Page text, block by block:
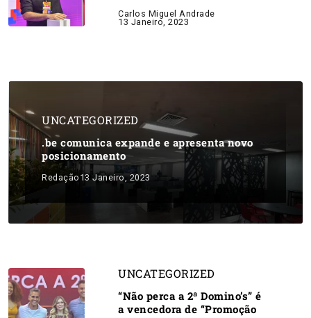
Carlos Miguel Andrade
13 Janeiro, 2023
UNCATEGORIZED
.be comunica expande e apresenta novo
posicionamento
Redação 13 Janeiro, 2023
UNCATEGORIZED
“Não perca a 2ª Domino’s” é
a vencedora de “Promoção